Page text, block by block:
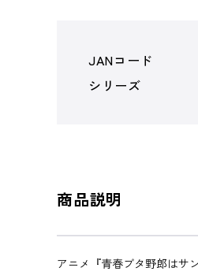
JANコード
シリーズ
商品説明
アニメ『青春ブタ野郎はサ